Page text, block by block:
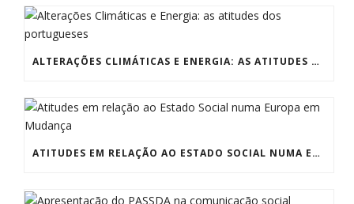
ALTERAÇÕES CLIMÁTICAS E ENERGIA: AS ATITUDES DOS PORTUGUESES
ATITUDES EM RELAÇÃO AO ESTADO SOCIAL NUMA EUROPA EM MUDANÇA